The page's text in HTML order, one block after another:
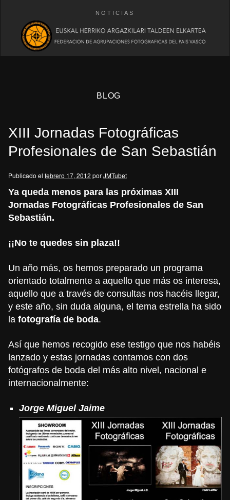
NOTICIAS
BLOG
XIII Jornadas Fotográficas
Profesionales de San Sebastián
Publicado el febrero 17, 2012 porJMTubet
Ya queda menos para las próximas XIII
Jornadas Fotográficas Profesionales de San
Sebastián.
¡¡No te quedes sin plaza!!
Un año más, os hemos preparado un programa
orientado totalmente a aquello que más os interesa,
aquello que a través de consultas nos hacéis llegar,
y este año, sin duda alguna, el tema estrella ha sido
la fotografía de boda.
Así que hemos recogido ese testigo que nos habéis
lanzado y estas jornadas contamos con dos
fotógrafos de boda del más alto nivel, nacional e
internacionalmente:
Jorge Miguel Jaime